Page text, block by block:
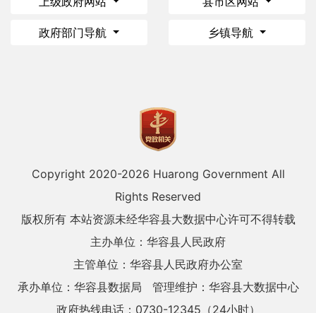
政府部门导航 乡镇导航
Copyright 2020-2026 Huarong Government All
Rights Reserved
版权所有 本站资源未经华容县大数据中心许可不得转载
主办单位：华容县人民政府
主管单位：华容县人民政府办公室
承办单位：华容县数据局
管理维护：华容县大数据中心
政府热线电话：0730-12345（24小时）